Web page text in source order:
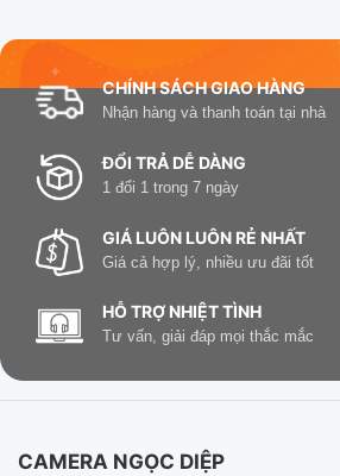
CHÍNH SÁCH GIAO HÀNG
Nhận hàng và thanh toán tại nhà
ĐỔI TRẢ DỄ DÀNG
1 đổi 1 trong 7 ngày
GIÁ LUÔN LUÔN RẺ NHẤT
Giá cả hợp lý, nhiều ưu đãi tốt
HỖ TRỢ NHIỆT TÌNH
Tư vấn, giải đáp mọi thắc mắc
CAMERA NGỌC DIỆP